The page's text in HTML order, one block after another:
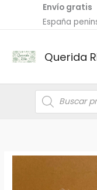
Envío gratis
España
Querida
Búsqueda
de
productos